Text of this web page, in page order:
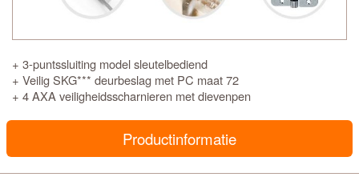
+ 3-puntssluiting model sleutelbediend
+ Veilig SKG*** deurbeslag met PC maat 72
+ 4 AXA veiligheidsscharnieren met dievenpen
Productinformatie